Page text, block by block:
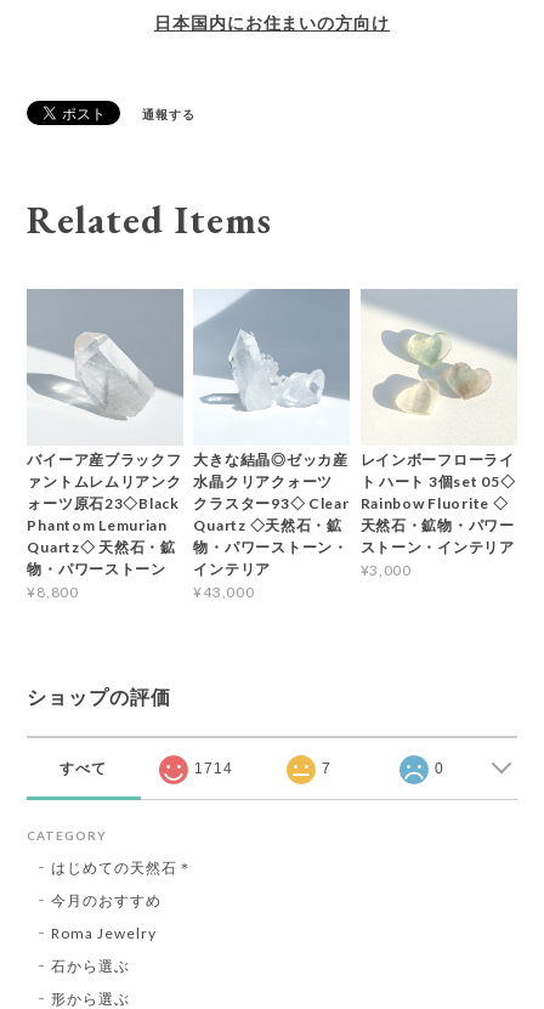
日本国内にお住まいの方向け
通報する
Related Items
バイーア産ブラックフ
ァントムレムリアンク
ォーツ原石23◇Black
Phantom Lemurian
Quartz◇ 天然石・鉱
物・パワーストーン
¥8,800
大きな結晶◎ゼッカ産
水晶クリアクォーツ
クラスター93◇ Clear
Quartz ◇天然石・鉱
物・パワーストーン・
インテリア
¥43,000
レインボーフローライ
ト ハート 3個set 05◇
Rainbow Fluorite ◇
天然石・鉱物・パワー
ストーン・インテリア
¥3,000
ショップの評価
すべて 1714 7 0
CATEGORY
はじめての天然石＊
今月のおすすめ
Roma Jewelry
石から選ぶ
形から選ぶ